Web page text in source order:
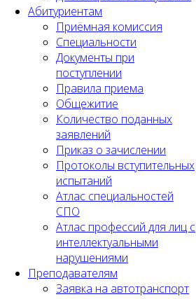
Абитуриентам
Приёмная комиссия
Специальности
Документы при
поступлении
Правила приема
Общежитие
Количество поданных
заявлений
Приказ о зачислении
Протоколы вступительных
испытаний
Атлас специальностей
СПО
Атлас профессий для лиц с
интеллектуальными
нарушениями
Преподавателям
Заявка на автотранспорт